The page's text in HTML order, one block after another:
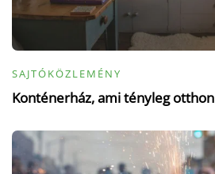
SAJTÓKÖZLEMÉNY
Konténerház, ami tényleg otthon